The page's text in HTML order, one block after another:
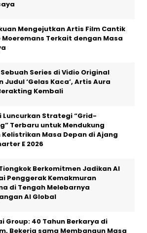
Mengejutkan Artis Film Cantik
Moeremans Terkait dengan Masa
Series di Vidio Original
Judul ‘Gelas Kaca’, Artis Aura
Kembali
Luncurkan Strategi “Grid-
Terbaru untuk Mendukung
Kelistrikan Masa Depan di Ajang
E 2026
Tiongkok Berkomitmen Jadikan AI
Penggerak Kemakmuran
di Tengah Melebarnya
AI Global
Group: 40 Tahun Berkarya di
Bekerja sama Membangun Masa